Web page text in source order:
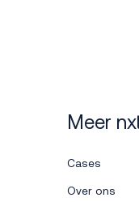
Meer
Cases
Over ons